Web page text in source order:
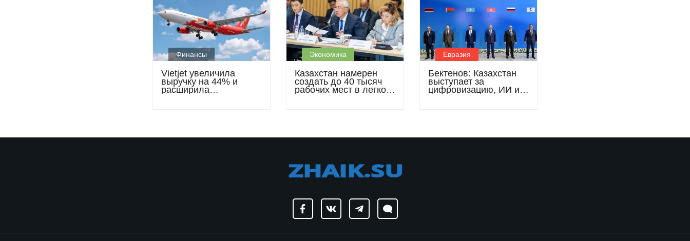
Финансы
Vietjet увеличила
выручку на 44% и
расширила
Экономика
Казахстан намерен
создать до 40 тысяч
рабочих мест в легкой
Евразия
Бектенов: Казахстан
выступает за
цифровизацию, ИИ и